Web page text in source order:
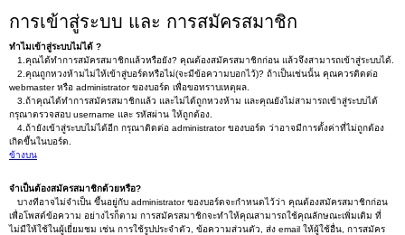
การเข้าสู่ระบบ และ การสมัครสมาชิก
ทำไมเข้าสู่ระบบไม่ได้ ?
1.คุณได้ทำการสมัครสมาชิกแล้วหรือยัง? คุณต้องสมัครสมาชิกก่อน แล้วจึงสามารถเข้าสู่ระบบได้.
2.คุณถูกหวงห้ามไม่ให้เข้าสู่บอร์ดหรือไม่(จะมีข้อความบอกไว้)? ถ้าเป็นเช่นนั้น คุณควรติดต่อ
webmaster หรือ administrator ของบอร์ด เพื่อขอทราบเหตุผล.
3.ถ้าคุณได้ทำการสมัครสมาชิกแล้ว และไม่ได้ถูกหวงห้าม และคุณยังไม่สามารถเข้าสู่ระบบได้
กรุณาตรวจสอบ username และ รหัสผ่าน ให้ถูกต้อง.
4.ถ้ายังเข้าสู่ระบบไม่ได้อีก กรุณาติดต่อ administrator ของบอร์ด ว่าอาจมีการตั้งค่าที่ไม่ถูกต้อง
เกิดขึ้นในบอร์ด.
ข้างบน
จำเป็นต้องสมัครสมาชิกด้วยหรือ?
บางทีอาจไม่จำเป็น ขึ้นอยู่กับ administrator ของบอร์ดจะกำหนดไว้ว่า คุณต้องสมัครสมาชิกก่อน
เพื่อโพสต์ข้อความ อย่างไรก็ตาม การสมัครสมาชิกจะทำให้คุณสามารถใช้คุณลักษณะเพิ่มเติม ที่
ไม่มีให้ใช้ในผู้เยี่ยมชม เช่น การใช้รูปประจำตัว, ข้อความส่วนตัว, ส่ง email ให้ผู้ใช้อื่น, การสมัคร